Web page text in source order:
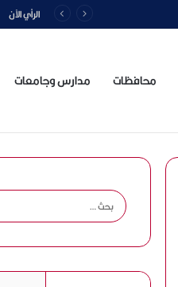
الرأي الآن
محافظات مدارس وجامعات